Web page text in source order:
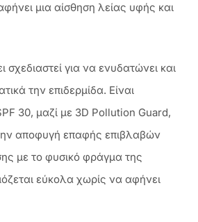
μια αίσθηση λείας υφής και
σχεδιαστεί για να ενυδατώνει και
την επιδερμίδα. Είναι
30, μαζί με 3D Pollution Guard,
αποφυγή επαφής επιβλαβών
με το φυσικό φράγμα της
εύκολα χωρίς να αφήνει